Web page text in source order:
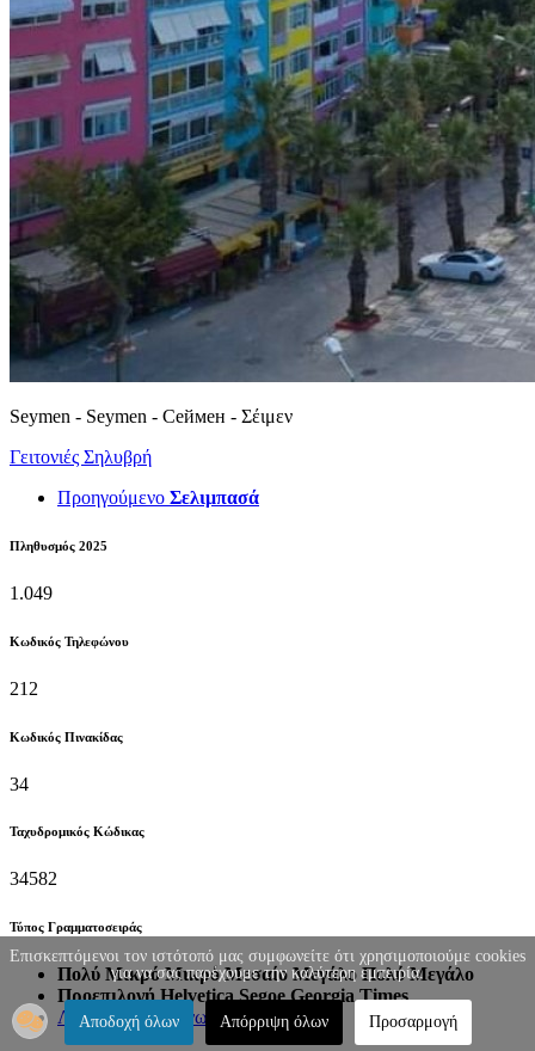
Seymen - Seymen - Сеймен - Σέιμεν
Γειτονιές Σηλυβρή
Προηγούμενο Σελιμπασά
Πληθυσμός 2025
1.049
Κωδικός Τηλεφώνου
212
Κωδικός Πινακίδας
34
Ταχυδρομικός Κώδικας
34582
Τύπος Γραμματοσειράς
Πολύ Μικρό Μικρό Μεσαίο Μεγάλο Πολύ Μεγάλο
Προεπιλογή Helvetica Segoe Georgia Times
Λειτουργία Ανάγνωσης
Επισκεπτόμενοι τον ιστότοπό μας συμφωνείτε ότι χρησιμοποιούμε cookies
για να σας παρέχουμε την καλύτερη εμπειρία.
Αποδοχή όλων Απόρριψη όλων Προσαρμογή